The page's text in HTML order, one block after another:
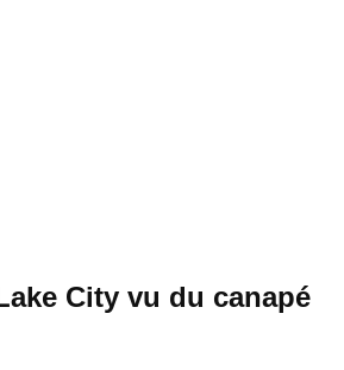
City vu du canapé